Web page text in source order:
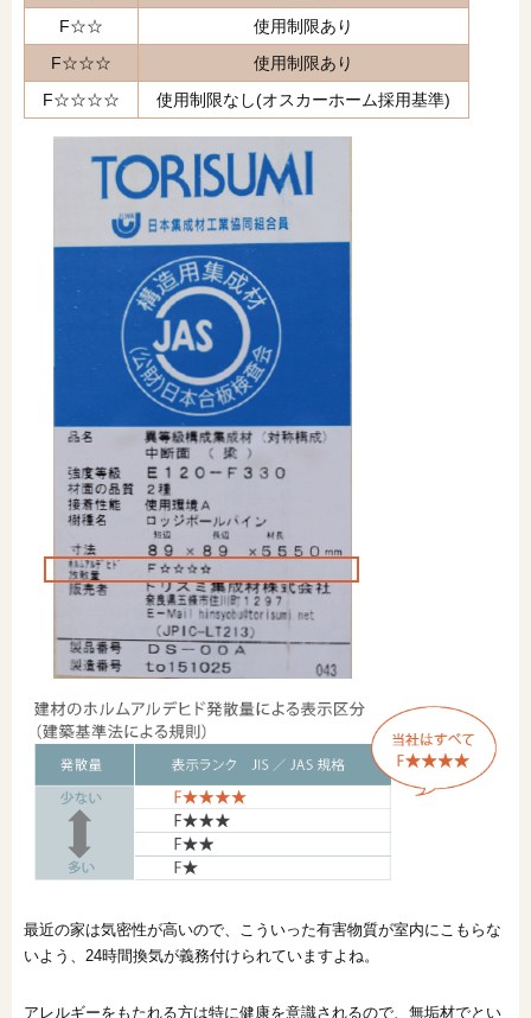
F☆☆
使用制限あり
F☆☆☆
使用制限あり
F☆☆☆☆
使用制限なし(オスカーホーム採用基準)
最近の家は気密性が高いので、こういった有害物質が室内にこもらな
いよう、24時間換気が義務付けられていますよね。
アレルギーをもたれる方は特に健康を意識されるので、無垢材でとい